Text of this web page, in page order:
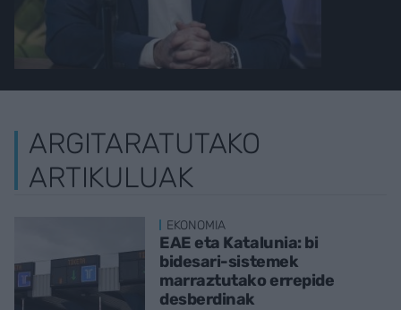
ARGITARATUTAKO
ARTIKULUAK
EKONOMIA
EAE eta Katalunia: bi
bidesari-sistemek
marraztutako errepide
desberdinak